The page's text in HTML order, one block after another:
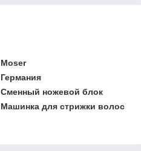
Moser
Германия
Сменный ножевой блок
Машинка для стрижки волос